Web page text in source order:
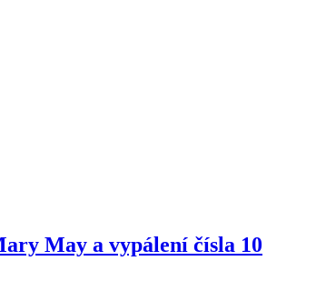
May a vypálení čísla 10